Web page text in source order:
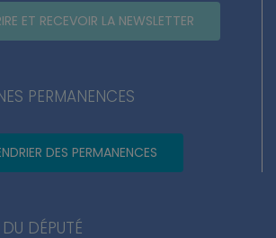
ET RECEVOIR LA NEWSLETTER
PERMANENCES
DES PERMANENCES
DÉPUTÉ